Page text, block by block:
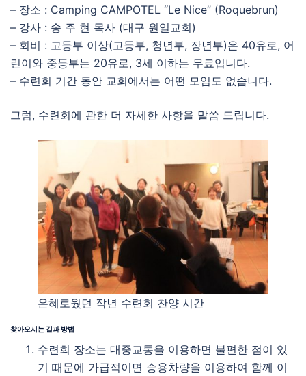
– 장소 : Camping CAMPOTEL “Le Nice” (Roquebrun)
– 강사 : 송 주 현 목사 (대구 원일교회)
– 회비 : 고등부 이상(고등부, 청년부, 장년부)은 40유로, 어
린이와 중등부는 20유로, 3세 이하는 무료입니다.
– 수련회 기간 동안 교회에서는 어떤 모임도 없습니다.
그럼, 수련회에 관한 더 자세한 사항을 말씀 드립니다.
은혜로웠던 작년 수련회 찬양 시간
찾아오시는 길과 방법
수련회 장소는 대중교통을 이용하면 불편한 점이 있
기 때문에 가급적이면 승용차량을 이용하여 함께 이